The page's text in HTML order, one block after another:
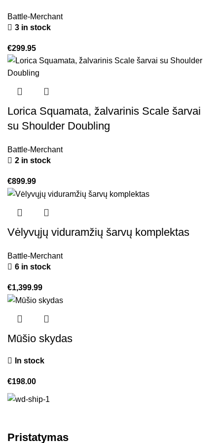
Battle-Merchant
3 in stock
€299.95
Lorica Squamata, žalvarinis Scale šarvai
su Shoulder Doubling
Battle-Merchant
2 in stock
€899.99
Vėlyvųjų viduramžių šarvų komplektas
Battle-Merchant
6 in stock
€1,399.99
Mūšio skydas
In stock
€198.00
Pristatymas